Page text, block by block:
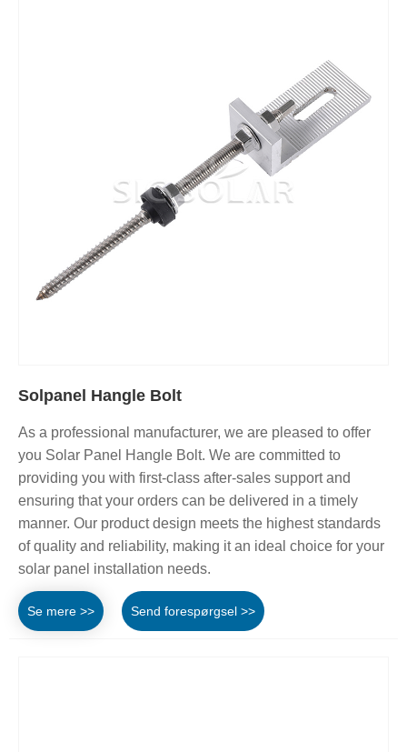
Solpanel Hangle Bolt
As a professional manufacturer, we are pleased to offer
you Solar Panel Hangle Bolt. We are committed to
providing you with first-class after-sales support and
ensuring that your orders can be delivered in a timely
manner. Our product design meets the highest standards
of quality and reliability, making it an ideal choice for your
solar panel installation needs.
Se mere >> Send forespørgsel >>